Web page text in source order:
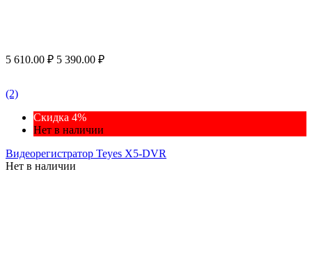
5 610.00 ₽ 5 390.00 ₽
(2)
Скидка 4%
Нет в наличии
Видеорегистратор Teyes X5-DVR
Нет в наличии